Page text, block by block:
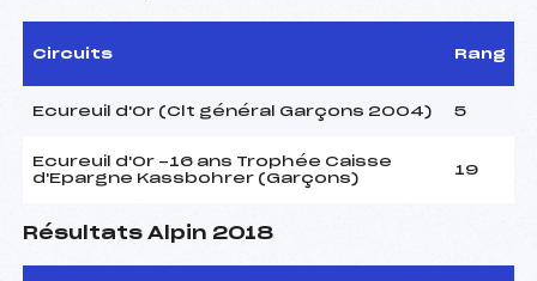
Circuits Rang
Ecureuil d'Or (Clt général Garçons 2004) 5
Ecureuil d'Or -16 ans Trophée Caisse
d'Epargne Kassbohrer (Garçons)
19
Résultats Alpin 2018